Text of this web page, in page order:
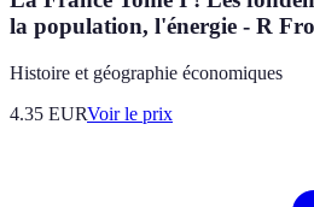
la population, l'énergie - R
Histoire et géographie économiques
4.35 EURVoir le prix